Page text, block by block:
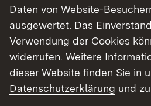
Soziale Medien
Facebook
Instagram
Daten von Website-
ausgewertet. Das
Verwendung der Cookies
widerrufen. Weitere
dieser Website finden Sie in
Datenschutzerklärung und